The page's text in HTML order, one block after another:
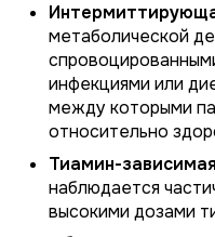
метаболической
инфекциями или
между которыми
относительно
Тиамин-зависимая
наблюдается
высокими дозами